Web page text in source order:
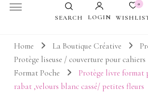
SEARCH LOGIN
0
Votre panier est
Home La Boutique Créative
Protège liseuse / couverture pour cahiers
Format Poche
Protège livre format
rabat ,velours blanc cassé/ petites fleurs